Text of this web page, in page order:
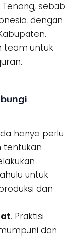
sebab
dengan
team untuk
hanya perlu
tentukan
untuk
dan
. Praktisi
dan